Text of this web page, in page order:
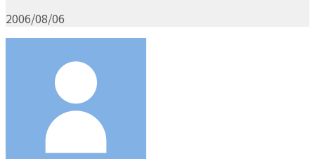
2006/08/06